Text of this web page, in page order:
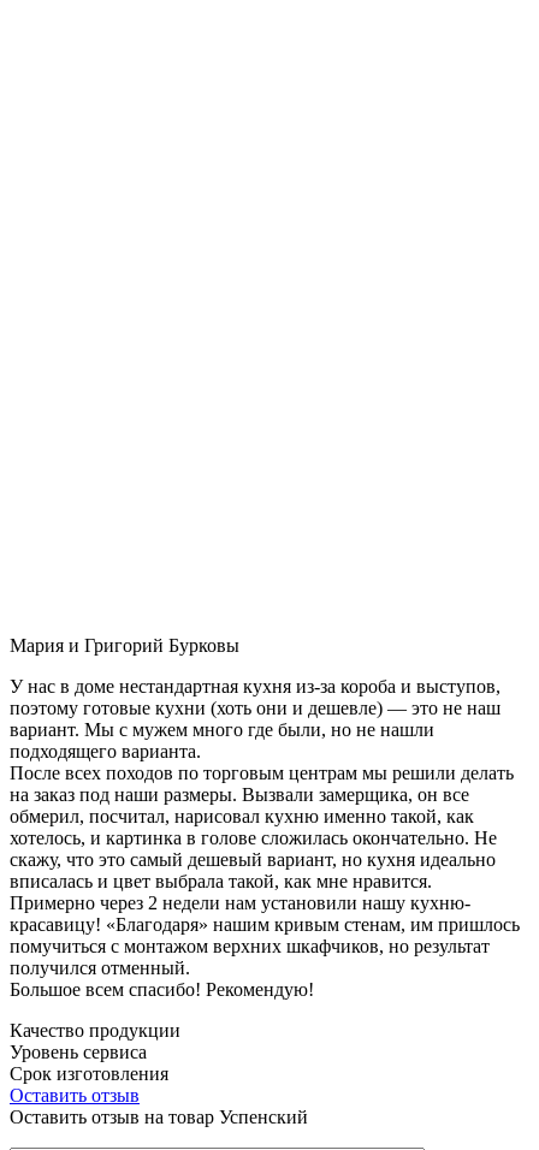
Мария и Григорий Бурковы
У нас в доме нестандартная кухня из-за короба и выступов,
поэтому готовые кухни (хоть они и дешевле) — это не наш
вариант. Мы с мужем много где были, но не нашли
подходящего варианта.
После всех походов по торговым центрам мы решили делать
на заказ под наши размеры. Вызвали замерщика, он все
обмерил, посчитал, нарисовал кухню именно такой, как
хотелось, и картинка в голове сложилась окончательно. Не
скажу, что это самый дешевый вариант, но кухня идеально
вписалась и цвет выбрала такой, как мне нравится.
Примерно через 2 недели нам установили нашу кухню-
красавицу! «Благодаря» нашим кривым стенам, им пришлось
помучиться с монтажом верхних шкафчиков, но результат
получился отменный.
Большое всем спасибо! Рекомендую!
Качество продукции
Уровень сервиса
Срок изготовления
Оставить отзыв
Оставить отзыв на товар Успенский